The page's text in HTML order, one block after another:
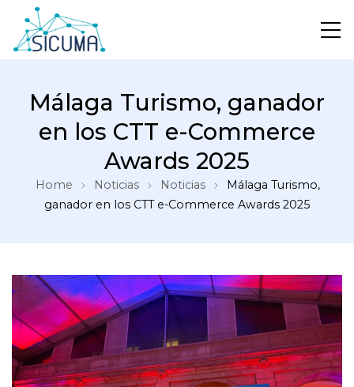
Málaga Turismo, ganador
en los CTT e-Commerce
Awards 2025
Home Noticias Noticias
Málaga Turismo,
ganador en los CTT e-Commerce Awards 2025